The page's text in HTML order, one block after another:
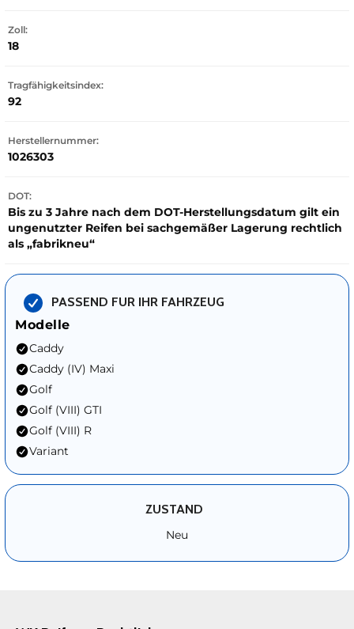
Zoll:
18
Tragfähigkeitsindex:
92
Herstellernummer:
1026303
DOT:
Bis zu 3 Jahre nach dem DOT-Herstellungsdatum gilt ein
ungenutzter Reifen bei sachgemäßer Lagerung rechtlich
als „fabrikneu“
PASSEND FUR IHR FAHRZEUG
Modelle
Caddy
Caddy (IV) Maxi
Golf
Golf (VIII) GTI
Golf (VIII) R
Variant
ZUSTAND
Neu